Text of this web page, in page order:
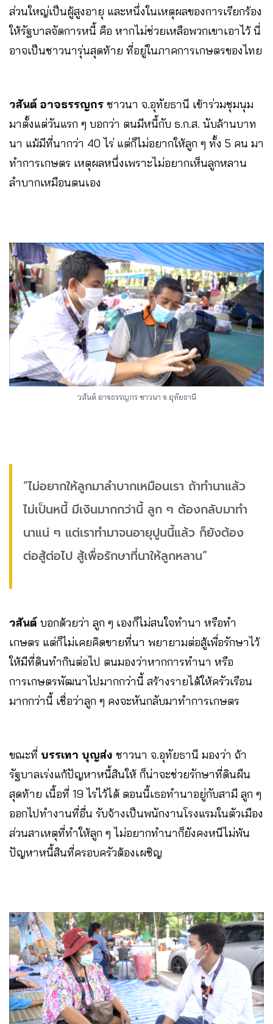
ส่วนใหญ่เป็นผู้สูงอายุ และหนึ่งในเหตุผลของการเรียกร้อง
ให้รัฐบาลจัดการหนี้ คือ หากไม่ช่วยเหลือพวกเขาเอาไว้ นี่
อาจเป็นชาวนารุ่นสุดท้าย ที่อยู่ในภาคการเกษตรของไทย
วสันต์ อาจธรรญกร ชาวนา จ.อุทัยธานี เข้าร่วมชุมนุม
มาตั้งแต่วันแรก ๆ บอกว่า ตนมีหนี้กับ ธ.ก.ส. นับล้านบาท
นา แม้มีที่นากว่า 40 ไร่ แต่ก็ไม่อยากให้ลูก ๆ ทั้ง 5 คน มา
ทำการเกษตร เหตุผลหนึ่งเพราะไม่อยากเห็นลูกหลาน
ลำบากเหมือนตนเอง
วสันต์ อาจธรรญกร ชาวนา จ.อุทัยธานี
“ไม่อยากให้ลูกมาลำบากเหมือนเรา ถ้าทำนาแล้ว
ไม่เป็นหนี้ มีเงินมากกว่านี้ ลูก ๆ ต้องกลับมาทำ
นาแน่ ๆ แต่เราทำมาจนอายุปูนนี้แล้ว ก็ยังต้อง
ต่อสู้ต่อไป สู้เพื่อรักษาที่นาให้ลูกหลาน”
วสันต์ บอกด้วยว่า ลูก ๆ เองก็ไม่สนใจทำนา หรือทำ
เกษตร แต่ก็ไม่เคยคิดขายที่นา พยายามต่อสู้เพื่อรักษาไว้
ให้มีที่ดินทำกินต่อไป ตนมองว่าหากการทำนา หรือ
การเกษตรพัฒนาไปมากกว่านี้ สร้างรายได้ให้ครัวเรือน
มากกว่านี้ เชื่อว่าลูก ๆ คงจะหันกลับมาทำการเกษตร
ขณะที่ บรรเทา บุญส่ง ชาวนา จ.อุทัยธานี มองว่า ถ้า
รัฐบาลเร่งแก้ปัญหาหนี้สินให้ ก็น่าจะช่วยรักษาที่ดินผืน
สุดท้าย เนื้อที่ 19 ไร่ไว้ได้ ตอนนี้เธอทำนาอยู่กับสามี ลูก ๆ
ออกไปทำงานที่อื่น รับจ้างเป็นพนักงานโรงแรมในตัวเมือง
ส่วนสาเหตุที่ทำให้ลูก ๆ ไม่อยากทำนาก็ยังคงหนีไม่พ้น
ปัญหาหนี้สินที่ครอบครัวต้องเผชิญ